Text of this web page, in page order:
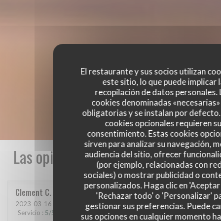
El restaurante y sus socios utilizan
este sitio, lo que puede implicar
recopilación de datos personales.
cookies denominadas
obligatorias y se instalan por
cookies opcionales requieren
consentimiento. Estas cookies
sirven para analizar su navegación,
audiencia del sitio, ofrecer
(por ejemplo, relacionadas con
sociales) o mostrar publicidad o
personalizados. Haga clic en
'Rechazar todo' o 'Personalizar'
gestionar sus preferencias. Puede
sus opciones en cualquier momento
Las opiniones de nuestros clientes
Clement C
2023-03-16 - 21:00 - Invitados 6
Servicio : 5/5 Ambiente: Menú Calidad / Precio